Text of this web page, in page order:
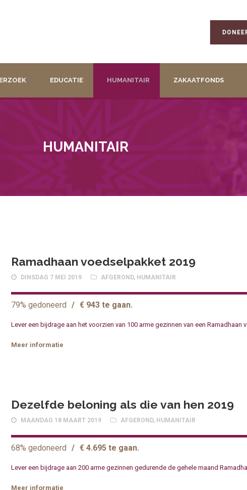
EDUCATIE HUMANITAIR ZAKAATFONDS
HUMANITAIR
Ramadhaan voedselpakket 2019
DINSDAG 7 MEI 2019 AFGEROND, HUMANITAIR
79% gedoneerd / € 943 te gaan.
Lever een bijdrage aan het voorzien van 100 arme gezinnen van een Ramadhaan
Meer informatie
Dezelfde beloning als die van hen 2019
MAANDAG 18 MAART 2019 AFGEROND, HUMANITAIR
68% gedoneerd / € 4.695 te gaan.
Lever een bijdrage aan 200 arme gezinnen gedurende de gehele maand
Meer informatie